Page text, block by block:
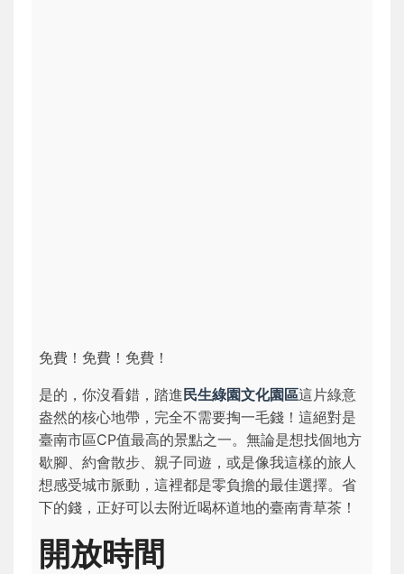
免費！免費！免費！
是的，你沒看錯，踏進民生綠園文化園區這片綠意
盎然的核心地帶，完全不需要掏一毛錢！這絕對是
臺南市區CP值最高的景點之一。無論是想找個地方
歇腳、約會散步、親子同遊，或是像我這樣的旅人
想感受城市脈動，這裡都是零負擔的最佳選擇。省
下的錢，正好可以去附近喝杯道地的臺南青草茶！
開放時間